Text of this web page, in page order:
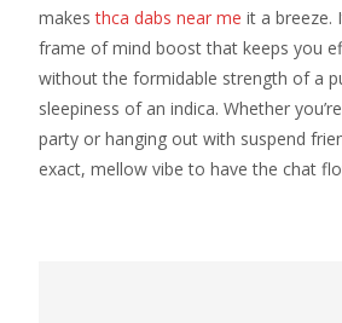
makesthca dabs near me it a breeze.
frame of mind boost that keeps you
without the formidable strength of a
sleepiness of an indica. Whether
party or hanging out with suspend
exact, mellow vibe to have the chat